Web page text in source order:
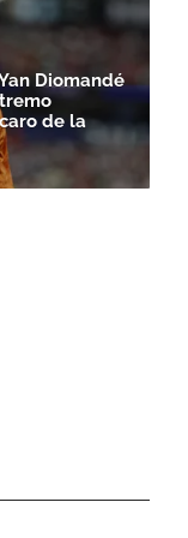
Diomandé
de la